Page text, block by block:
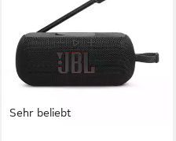
Sehr beliebt